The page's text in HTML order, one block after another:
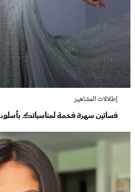
إطلالات المشاهير
فساتين سهرة فخمة لمناسباتك